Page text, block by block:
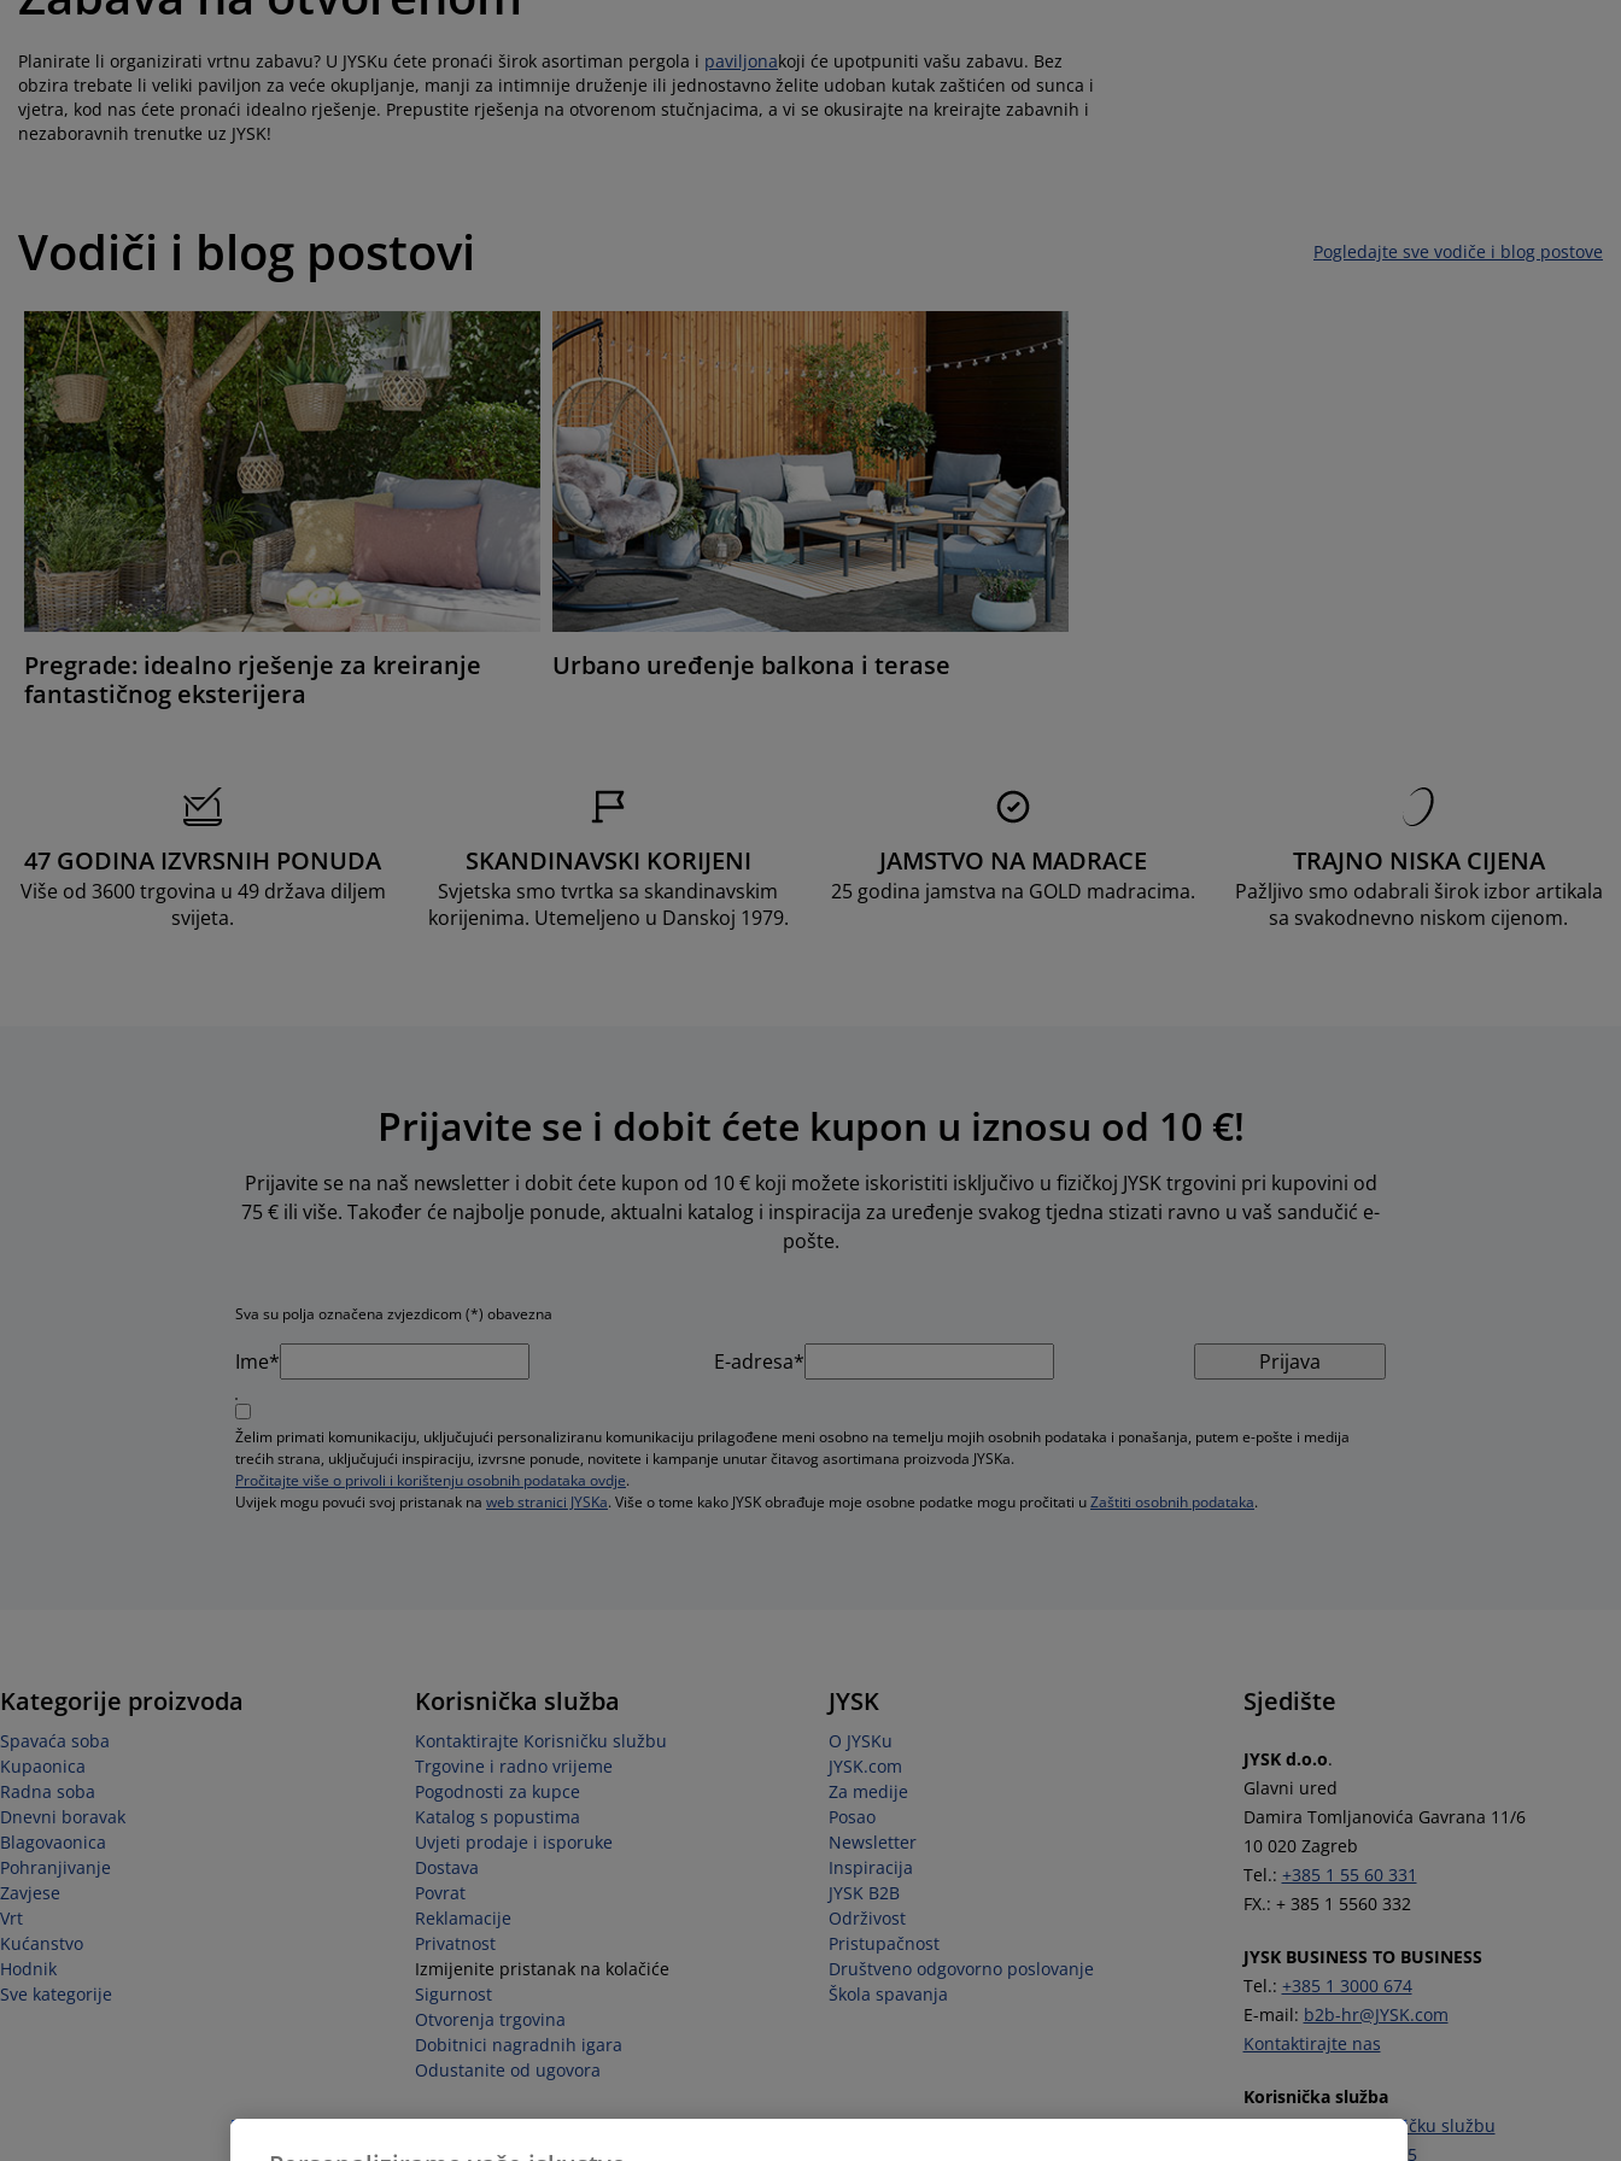
Planirate li organizirati vrtnu zabavu? U JYSKu ćete pronaći širok asortiman pergola i paviljonakoji će upotpuniti vašu zabavu. Bez
obzira trebate li veliki paviljon za veće okupljanje, manji za intimnije druženje ili jednostavno želite udoban kutak zaštićen od sunca i
vjetra, kod nas ćete pronaći idealno rješenje. Prepustite rješenja na otvorenom stučnjacima, a vi se okusirajte na kreirajte zabavnih i
nezaboravnih trenutke uz JYSK!
Vodiči i blog postovi Pogledajte sve vodiče i blog postove
Pregrade: idealno rješenje za kreiranje
fantastičnog eksterijera
Urbano uređenje balkona i terase
47 GODINA IZVRSNIH PONUDA
Više od 3600 trgovina u 49 država diljem
svijeta.
SKANDINAVSKI KORIJENI
Svjetska smo tvrtka sa skandinavskim
korijenima. Utemeljeno u Danskoj 1979.
JAMSTVO NA MADRACE
25 godina jamstva na GOLD madracima.
TRAJNO NISKA CIJENA
Pažljivo smo odabrali širok izbor artikala
sa svakodnevno niskom cijenom.
Prijavite se i dobit ćete kupon u iznosu od 10 €!
Prijavite se na naš newsletter i dobit ćete kupon od 10 € koji možete iskoristiti isključivo u fizičkoj JYSK trgovini pri kupovini od
75 € ili više. Također će najbolje ponude, aktualni katalog i inspiracija za uređenje svakog tjedna stizati ravno u vaš sandučić e-
pošte.
Sva su polja označena zvjezdicom (*) obavezna
Ime* E-adresa* Prijava
Želim primati komunikaciju, uključujući personaliziranu komunikaciju prilagođene meni osobno na temelju mojih osobnih podataka i ponašanja, putem e-pošte i medija
trećih strana, uključujući inspiraciju, izvrsne ponude, novitete i kampanje unutar čitavog asortimana proizvoda JYSKa.
Pročitajte više o privoli i korištenju osobnih podataka ovdje.
Uvijek mogu povući svoj pristanak na web stranici JYSKa. Više o tome kako JYSK obrađuje moje osobne podatke mogu pročitati uZaštiti osobnih podataka.
Kategorije proizvoda
Spavaća soba
Kupaonica
Radna soba
Dnevni boravak
Blagovaonica
Pohranjivanje
Zavjese
Vrt
Kućanstvo
Hodnik
Sve kategorije
Korisnička služba
Kontaktirajte Korisničku službu
Trgovine i radno vrijeme
Pogodnosti za kupce
Katalog s popustima
Uvjeti prodaje i isporuke
Dostava
Povrat
Reklamacije
Privatnost
Izmijenite pristanak na kolačiće
Sigurnost
Otvorenja trgovina
Dobitnici nagradnih igara
Odustanite od ugovora
JYSK
O JYSKu
JYSK.com
Za medije
Posao
Newsletter
Inspiracija
JYSK B2B
Održivost
Pristupačnost
Društveno odgovorno poslovanje
Škola spavanja
Sjedište
JYSK d.o.o.
Glavni ured
Damira Tomljanovića Gavrana 11/6
10 020 Zagreb
Tel.: +385 1 55 60 331
FX.: + 385 1 5560 332
JYSK BUSINESS TO BUSINESS
Tel.: +385 1 3000 674
E-mail: b2b-hr@JYSK.com
Kontaktirajte nas
Korisnička služba
Kontaktirajte Korisničku službu
+385 1 444 00 55